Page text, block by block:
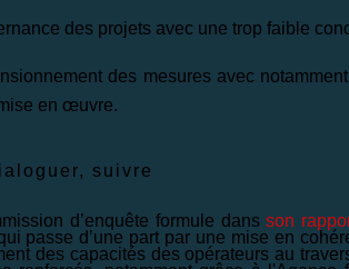
des projets avec une trop faible
des mesures avec
en œuvre.
suivre
d’enquête formule dansson
passe d’une part par une mise en
des capacités des opérateurs au